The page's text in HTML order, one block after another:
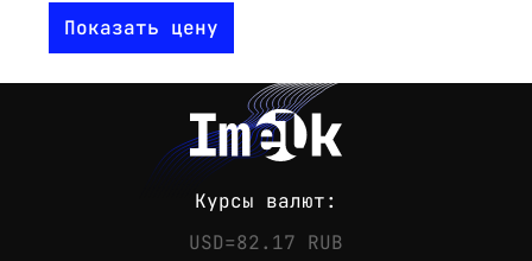
Показать цену
Курсы валют:
USD=82.17 RUB